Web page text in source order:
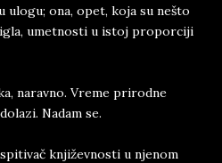
ulogu; ona, opet, koja su nešto
umetnosti u istoj proporciji
naravno. Vreme prirodne
Nadam se.
književnosti u njenom